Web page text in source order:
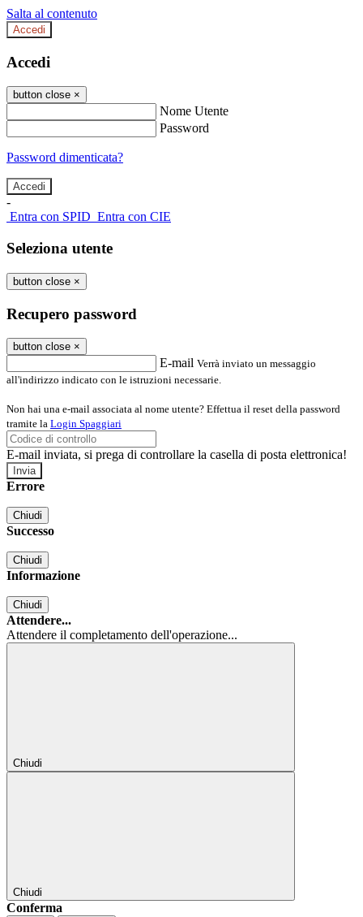
Salta al contenuto
Accedi
Accedi
button close ×
Nome Utente
Password
Password dimenticata?
-
Entra con SPID Entra con CIE
Seleziona utente
button close ×
Recupero password
button close ×
E-mail Verrà inviato un messaggio
all'indirizzo indicato con le istruzioni necessarie.
Non hai una e-mail associata al nome utente? Effettua il reset della password
tramite la Login Spaggiari
E-mail inviata, si prega di controllare la casella di posta elettronica!
Errore
Chiudi
Successo
Chiudi
Informazione
Chiudi
Attendere...
Attendere il completamento dell'operazione...
Chiudi
Chiudi
Conferma